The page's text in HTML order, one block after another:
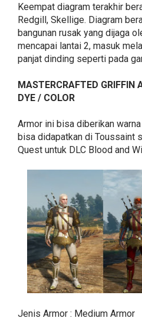
Keempat diagram terakhir
Redgill, Skellige. Diagram
bangunan rusak yang dijaga
mencapai lantai 2, masuk
panjat dinding seperti pada
MASTERCRAFTED GRIFFIN
DYE / COLOR
Armor ini bisa diberikan
bisa didapatkan di Toussaint
Quest untuk DLC Blood and
Jenis Armor : Medium Armor